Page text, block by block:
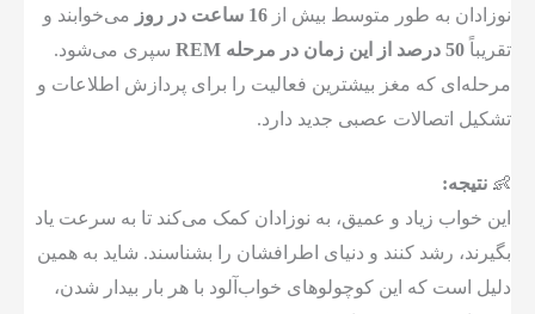
نوزادان به طور متوسط بیش از 16 ساعت در روز
می‌خوابند و
تقریباً 50 درصد از این زمان در مرحله REM
سپری می‌شود.
مرحله‌ای که مغز بیشترین فعالیت را برای پردازش اطلاعات و
تشکیل اتصالات عصبی جدید دارد.
👶 نتیجه:
این خواب زیاد و عمیق، به نوزادان کمک می‌کند تا به سرعت یاد
بگیرند، رشد کنند و دنیای اطرافشان را بشناسند. شاید به همین
دلیل است که این کوچولوهای خواب‌آلود با هر بار بیدار شدن،